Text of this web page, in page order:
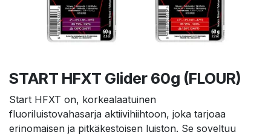
START HFXT Glider 60g (FLOUR)
Start HFXT on, korkealaatuinen
fluoriluistovahasarja aktiivihiihtoon, joka tarjoaa
erinomaisen ja pitkäkestoisen luiston. Se soveltuu